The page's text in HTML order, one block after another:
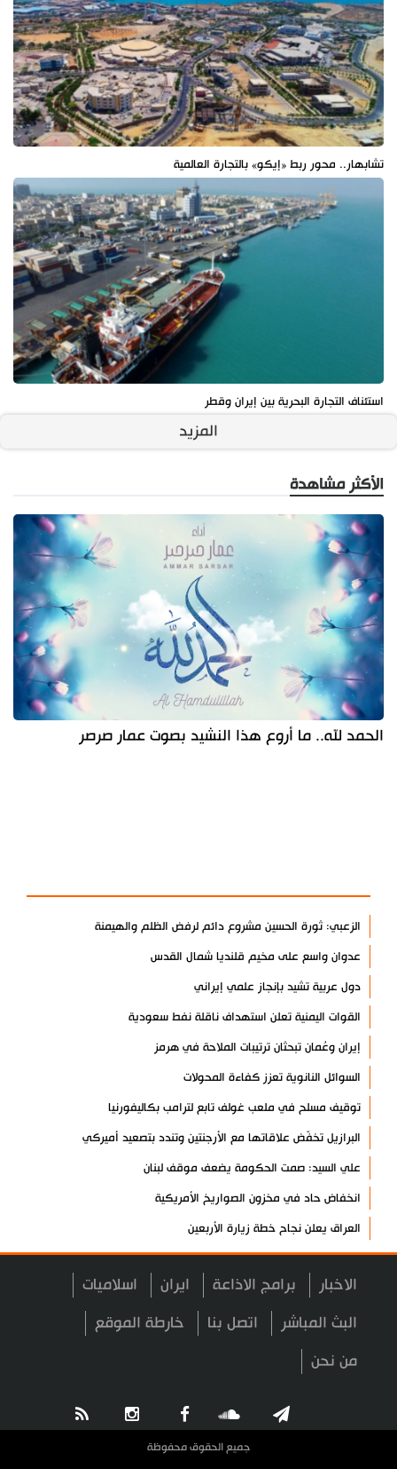
تشابهار.. محور ربط «إيكو» بالتجارة العالمية
استئناف التجارة البحرية بين إيران وقطر
المزيد
الأكثر مشاهدة
الحمد لله.. ما أروع هذا النشيد بصوت عمار صرصر
الزعبي: ثورة الحسين مشروع دائم لرفض الظلم والهيمنة
عدوان واسع على مخيم قلنديا شمال القدس
دول عربية تشيد بإنجاز علمي إيراني
القوات اليمنية تعلن استهداف ناقلة نفط سعودية
إيران وعُمان تبحثان ترتيبات الملاحة في هرمز
السوائل النانوية تعزز كفاءة المحولات
توقيف مسلح في ملعب غولف تابع لترامب بكاليفورنيا
البرازيل تخفّض علاقاتها مع الأرجنتين وتندد بتصعيد أميركي
علي السيد: صمت الحكومة يضعف موقف لبنان
انخفاض حاد في مخزون الصواريخ الأمريكية
العراق يعلن نجاح خطة زيارة الأربعين
رضائي: إيران جاهزة للدفاع عن سيادتها
رئيس بلدية طهران يلتقي مع متولي العتبة الحسينية ومحافظ كربلاء
تقرير مصور.. مراسم عزاء الأربعين بجوار مكان استشهاد الإمام
فريق طبي إيراني ينقذ حياة طفل عراقي بأعجوبة+ فيديو
الشيخ قاسم: المقاومة مستمرة ما دام الاحتلال موجودا
حمادة: إيران تشكل لاعبا رئيسا على خارطة العالم
الاخبار برامج الاذاعة ايران اسلاميات
البث المباشر اتصل بنا خارطة الموقع
من نحن
جميع الحقوق محفوظة